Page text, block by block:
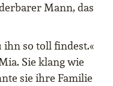
Mann, das
ihn so toll findest.«
Sie klang wie
sie ihre Familie